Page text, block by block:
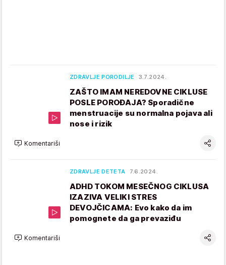
ZDRAVLJE PORODILJE 3.7.2024.
ZAŠTO IMAM NEREDOVNE CIKLUSE
POSLE POROĐAJA? Sporadične
menstruacije su normalna pojava ali
nose i rizik
Komentariši
ZDRAVLJE DETETA 7.6.2024.
ADHD TOKOM MESEČNOG CIKLUSA
IZAZIVA VELIKI STRES
DEVOJČICAMA: Evo kako da im
pomognete da ga prevaziđu
Komentariši